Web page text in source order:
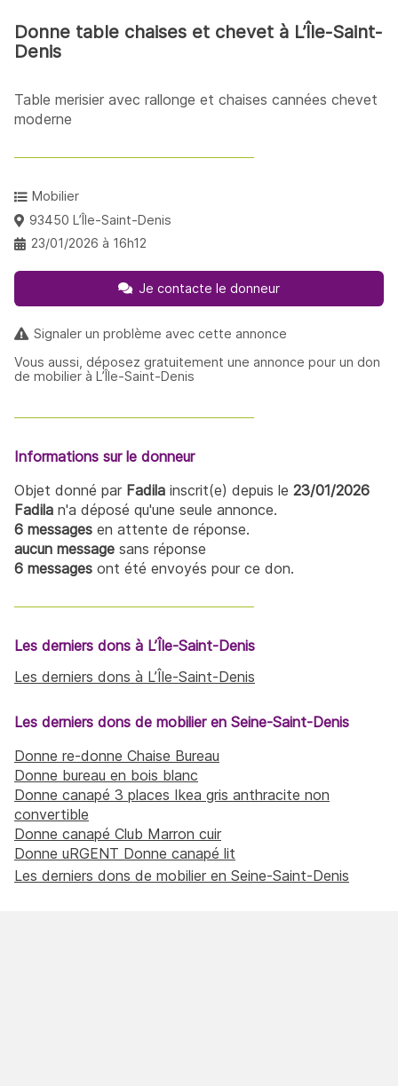
Donne table chaises et chevet à L’Île-Saint-
Denis
Table merisier avec rallonge et chaises cannées chevet
moderne
Mobilier
93450 L’Île-Saint-Denis
23/01/2026 à 16h12
Je contacte le donneur
Signaler un problème avec cette annonce
Vous aussi, déposez gratuitement une annonce pour un don
de mobilier à L’Île-Saint-Denis
Informations sur le donneur
Objet donné par Fadila inscrit(e) depuis le 23/01/2026
Fadila n'a déposé qu'une seule annonce.
6 messages en attente de réponse.
aucun message sans réponse
6 messages ont été envoyés pour ce don.
Les derniers dons à L’Île-Saint-Denis
Les derniers dons à L’Île-Saint-Denis
Les derniers dons de mobilier en Seine-Saint-Denis
Donne re-donne Chaise Bureau
Donne bureau en bois blanc
Donne canapé 3 places Ikea gris anthracite non
convertible
Donne canapé Club Marron cuir
Donne uRGENT Donne canapé lit
Les derniers dons de mobilier en Seine-Saint-Denis